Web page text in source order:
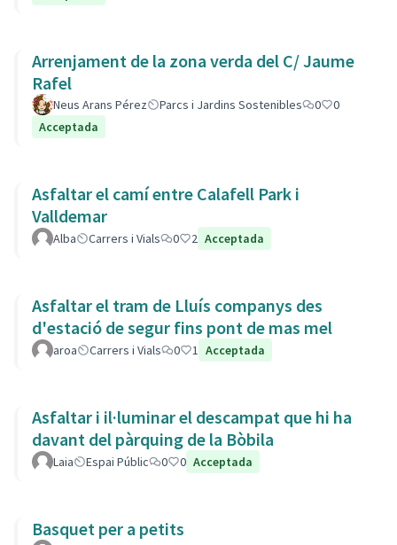
Arrenjament de la zona verda del C/ Jaume
Rafel
Neus Arans Pérez Parcs i Jardins Sostenibles 0
0
Acceptada
Asfaltar el camí entre Calafell Park i
Valldemar
Alba Carrers i Vials 0 2 Acceptada
Asfaltar el tram de Lluís companys des
d'estació de segur fins pont de mas mel
aroa Carrers i Vials 0 1 Acceptada
Asfaltar i il·luminar el descampat que hi ha
davant del pàrquing de la Bòbila
Laia Espai Públic 0 0 Acceptada
Basquet per a petits